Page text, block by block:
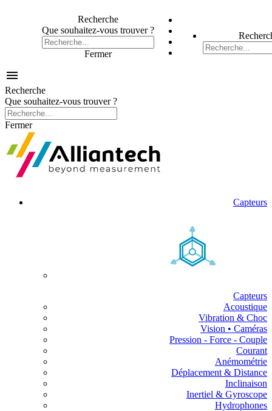
Recherche
Que souhaitez-vous trouver ?
Fermer

Recherche
Que souhaitez-vous trouver ?
Fermer
Capteurs
Capteurs
Acoustique
Vibration & Choc
Vision • Caméras
Pression - Force - Couple
Courant
Anémométrie
Déplacement & Distance
Inclinaison
Inertiel & Gyroscope
Hydrophones